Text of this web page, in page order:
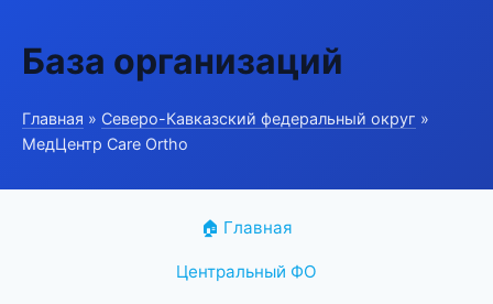
База организаций
Главная » Северо-Кавказский федеральный округ »
МедЦентр Care Ortho
🏠 Главная
Центральный ФО